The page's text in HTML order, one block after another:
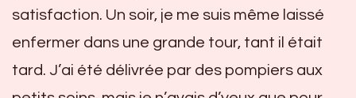
satisfaction. Un soir, je me suis même laissé
enfermer dans une grande tour, tant il était
tard. J’ai été délivrée par des pompiers aux